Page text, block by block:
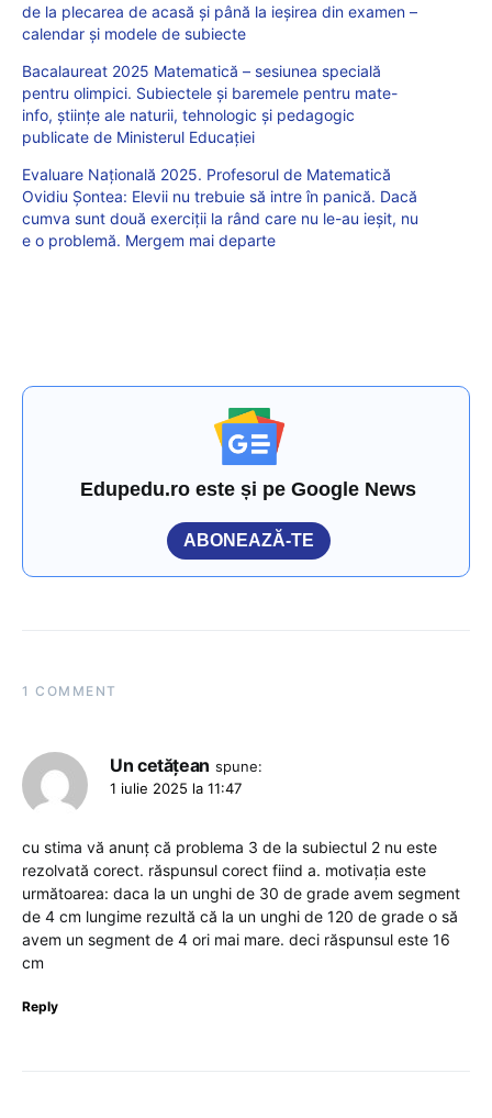
de la plecarea de acasă și până la ieșirea din examen –
calendar și modele de subiecte
Bacalaureat 2025 Matematică – sesiunea specială
pentru olimpici. Subiectele și baremele pentru mate-
info, științe ale naturii, tehnologic și pedagogic
publicate de Ministerul Educației
Evaluare Națională 2025. Profesorul de Matematică
Ovidiu Șontea: Elevii nu trebuie să intre în panică. Dacă
cumva sunt două exerciții la rând care nu le-au ieșit, nu
e o problemă. Mergem mai departe
Edupedu.ro este și pe Google News
ABONEAZĂ-TE
1 COMMENT
Un cetățean spune:
1 iulie 2025 la 11:47
cu stima vă anunț că problema 3 de la subiectul 2 nu este
rezolvată corect. răspunsul corect fiind a. motivația este
următoarea: daca la un unghi de 30 de grade avem segment
de 4 cm lungime rezultă că la un unghi de 120 de grade o să
avem un segment de 4 ori mai mare. deci răspunsul este 16
cm
Reply